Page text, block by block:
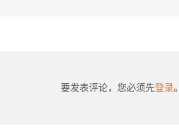
要发表评论，您必须先登录。